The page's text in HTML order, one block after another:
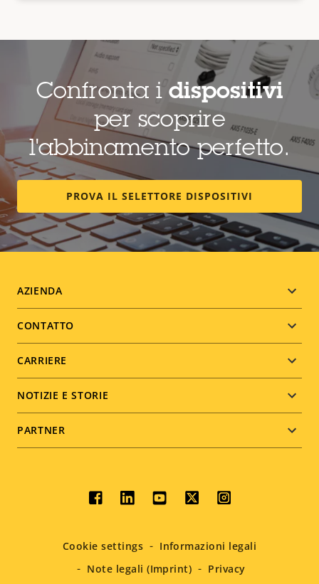
Confronta i dispositivi
per scoprire
l'abbinamento perfetto.
PROVA IL SELETTORE DISPOSITIVI
Footer
menu
AZIENDA
CONTATTO
CARRIERE
NOTIZIE E STORIE
PARTNER
Social
menu
Cookie settings
Informazioni legali
Note legali (Imprint)
Privacy